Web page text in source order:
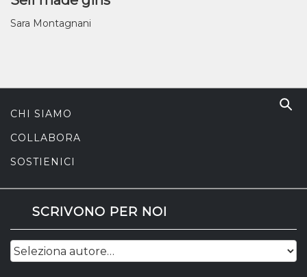
Sara Montagnani
CHI SIAMO
COLLABORA
SOSTIENICI
SCRIVONO PER NOI